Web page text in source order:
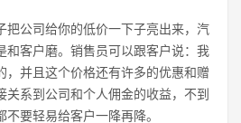
把公司给你的低价一下子亮出来，汽
和客户磨。销售员可以跟客户说：我
，并且这个价格还有许多的优惠和赠
关系到公司和个人佣金的收益，不到
要轻易给客户一降再降。